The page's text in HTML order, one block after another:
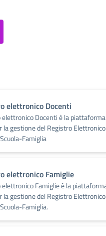
elettronico Docenti
elettronico Docenti è la piattaforma
la gestione del Registro
Famiglia
elettronico Famiglie
Famiglie è la
la gestione del Registro
Famiglia.